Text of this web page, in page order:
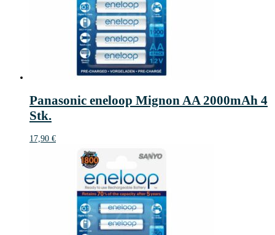
Panasonic eneloop Mignon AA 2000mAh 4
Stk.
17,90 €